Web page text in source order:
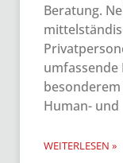
Beratung.
Human- und
WEITERLESEN »